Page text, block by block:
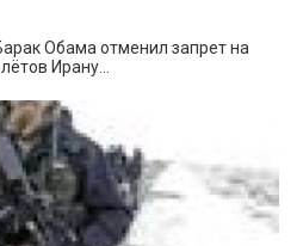
Обама отменил запрет на
Ирану...